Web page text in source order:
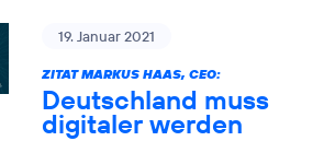
19. Januar 2021
ZITAT MARKUS HAAS, CEO:
Deutschland muss
digitaler werden